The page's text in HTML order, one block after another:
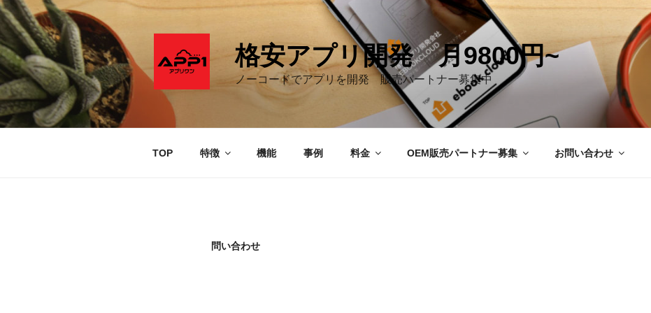
コ
ン
テ
ン
へ
ス
キ
格安アプリ開発 月9800円~
ノーコードでアプリを開発 販売パートナー募集中
TOP 特徴 機能 事例 料金 OEM販売パートナー募集 お問い合わせ
問い合わせ